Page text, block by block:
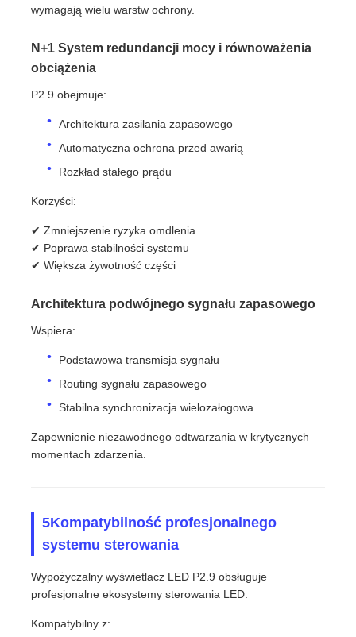
wymagają wielu warstw ochrony.
N+1 System redundancji mocy i równoważenia
obciążenia
P2.9 obejmuje:
Architektura zasilania zapasowego
Automatyczna ochrona przed awarią
Rozkład stałego prądu
Korzyści:
✔ Zmniejszenie ryzyka omdlenia
✔ Poprawa stabilności systemu
✔ Większa żywotność części
Architektura podwójnego sygnału zapasowego
Wspiera:
Podstawowa transmisja sygnału
Routing sygnału zapasowego
Stabilna synchronizacja wielozałogowa
Zapewnienie niezawodnego odtwarzania w krytycznych
momentach zdarzenia.
5Kompatybilność profesjonalnego
systemu sterowania
Wypożyczalny wyświetlacz LED P2.9 obsługuje
profesjonalne ekosystemy sterowania LED.
Kompatybilny z: